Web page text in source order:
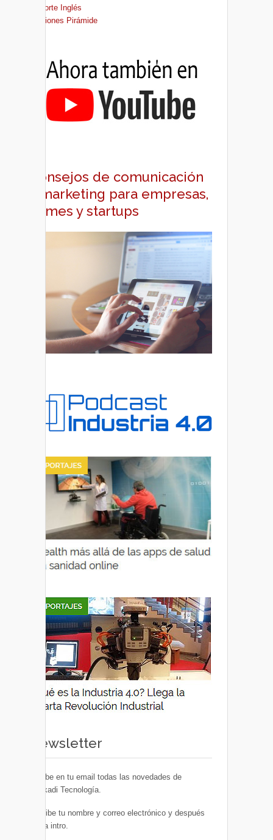
El Corte Inglés
Ediciones Pirámide
Consejos de comunicación
y marketing para empresas,
pymes y startups
Newsletter
Recibe en tu email todas las novedades de
Euskadi Tecnología.
Escribe tu nombre y correo electrónico y después
pulsa intro.